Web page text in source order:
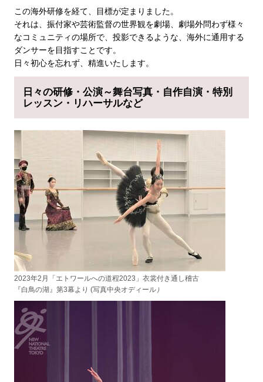
この海外研修を経て、目標が定まりました。
それは、振付家や芸術監督の世界観を劇場、劇場外問わず様々
なコミュニティの場所で、投影できるような、海外に通用する
ダンサーを目指すことです。
日々初心を忘れず、精進いたします。
日々の研修・公演～舞台写真・自作自演・特別
レッスン・リハーサルなど
2023年2月「エトワールへの道程2023」 衣裳付き通し稽古
『白鳥の湖』第3幕より (写真中央オディール）